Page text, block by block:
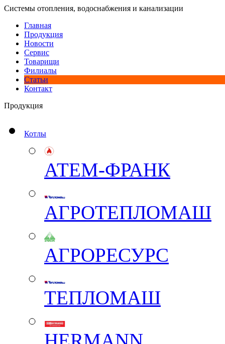
Системы отопления, водоснабжения и канализации
Главная
Продукция
Новости
Сервис
Товарищи
Филиалы
Статьи
Контакт
Продукция
Котлы
АТЕМ-ФРАНК
АГРОТЕПЛОМАШ
АГРОРЕСУРС
ТЕПЛОМАШ